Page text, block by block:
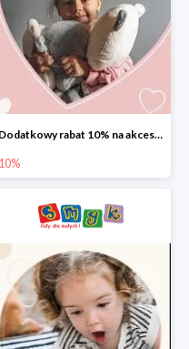
Dodatkowy rabat 10% na akcesoria dziecięce
10%